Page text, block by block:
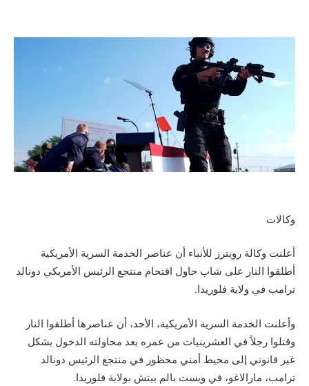
وكالات
أعلنت وكالة رويترز للأنباء أن عناصر الخدمة السرية الأمريكية
أطلقوا النار على شاب حاول اقتحام منتجع الرئيس الأمريكي دونالد
ترامب في ولاية فلوريدا.
وأعلنت الخدمة السرية الأمريكية، الأحد، أن عناصرها أطلقوا النار
وقتلوا رجلاً في العشرينيات من عمره بعد محاولته الدخول بشكل
غير قانوني إلى محيط أمني محظور في منتجع الرئيس دونالد
ترامب، مارالاغو، في ويست بالم بيتش بولاية فلوريدا.